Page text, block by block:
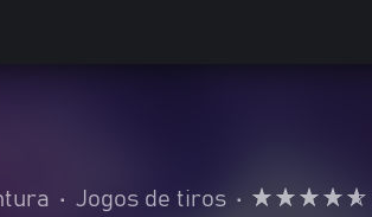
• Jogos de tiros •